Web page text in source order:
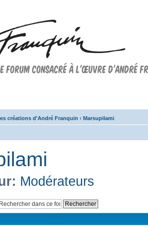
créations d'André Franquin ‹ Marsupilami
Modérateurs